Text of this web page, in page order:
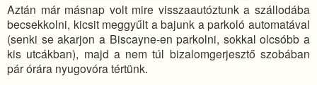
Aztán már másnap volt mire visszaautóztunk a szállodába
becsekkolni, kicsit meggyűlt a bajunk a parkoló automatával
(senki se akarjon a Biscayne-en parkolni, sokkal olcsóbb a
kis utcákban), majd a nem túl bizalomgerjesztő szobában
pár órára nyugovóra tértünk.